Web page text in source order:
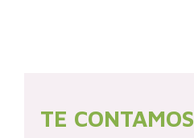
TE CONTAMOS